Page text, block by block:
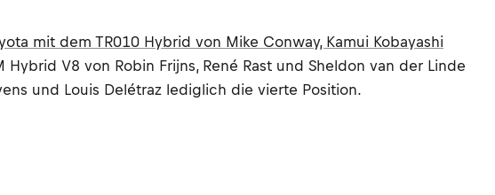
mit dem TR010 Hybrid von Mike Conway, Kamui Kobayashi
V8 von Robin Frijns, René Rast und Sheldon van der Linde
und Louis Delétraz lediglich die vierte Position.